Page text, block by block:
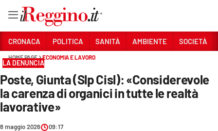
Sezioni
CRONACA
POLITICA
SANITÀ
CRONACA POLITICA SANITÀ AMBIENTE SOCIETÀ
HOME PAGE ECONOMIA E LAVORO
LA DENUNCIA
Poste, Giunta (Slp Cisl): «Considerevole
la carenza di organici in tutte le realtà
lavorative»
8 maggio 2026 09:17